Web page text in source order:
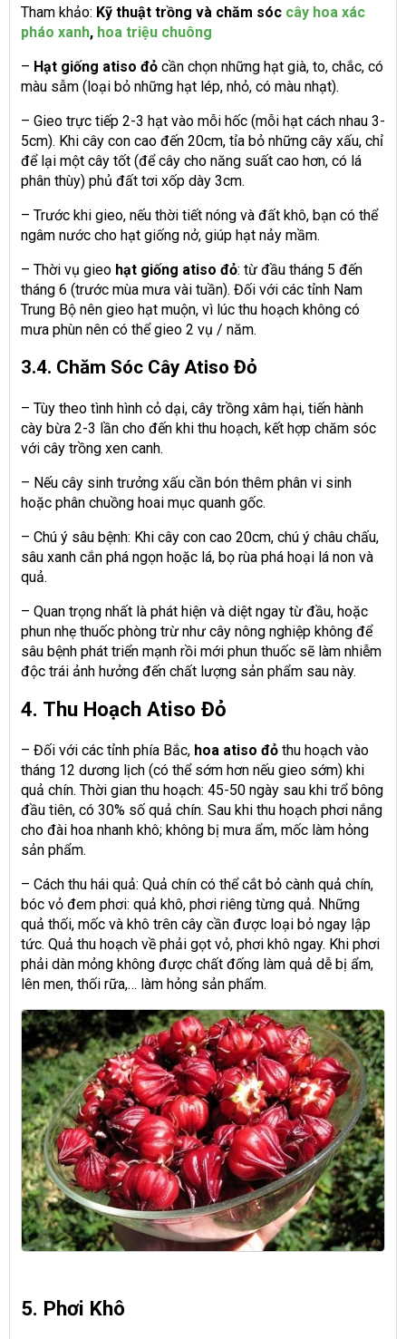
Tham khảo: Kỹ thuật trồng và chăm sóc cây hoa xác
pháo xanh, hoa triệu chuông
– Hạt giống atiso đỏ cần chọn những hạt già, to, chắc, có
màu sẫm (loại bỏ những hạt lép, nhỏ, có màu nhạt).
– Gieo trực tiếp 2-3 hạt vào mỗi hốc (mỗi hạt cách nhau 3-
5cm). Khi cây con cao đến 20cm, tỉa bỏ những cây xấu, chỉ
để lại một cây tốt (để cây cho năng suất cao hơn, có lá
phân thùy) phủ đất tơi xốp dày 3cm.
– Trước khi gieo, nếu thời tiết nóng và đất khô, bạn có thể
ngâm nước cho hạt giống nở, giúp hạt nảy mầm.
– Thời vụ gieo hạt giống atiso đỏ: từ đầu tháng 5 đến
tháng 6 (trước mùa mưa vài tuần). Đối với các tỉnh Nam
Trung Bộ nên gieo hạt muộn, vì lúc thu hoạch không có
mưa phùn nên có thể gieo 2 vụ / năm.
3.4. Chăm Sóc Cây Atiso Đỏ
– Tùy theo tình hình cỏ dại, cây trồng xâm hại, tiến hành
cày bừa 2-3 lần cho đến khi thu hoạch, kết hợp chăm sóc
với cây trồng xen canh.
– Nếu cây sinh trưởng xấu cần bón thêm phân vi sinh
hoặc phân chuồng hoai mục quanh gốc.
– Chú ý sâu bệnh: Khi cây con cao 20cm, chú ý châu chấu,
sâu xanh cắn phá ngọn hoặc lá, bọ rùa phá hoại lá non và
quả.
– Quan trọng nhất là phát hiện và diệt ngay từ đầu, hoặc
phun nhẹ thuốc phòng trừ như cây nông nghiệp không để
sâu bệnh phát triển mạnh rồi mới phun thuốc sẽ làm nhiễm
độc trái ảnh hưởng đến chất lượng sản phẩm sau này.
4. Thu Hoạch Atiso Đỏ
– Đối với các tỉnh phía Bắc, hoa atiso đỏ thu hoạch vào
tháng 12 dương lịch (có thể sớm hơn nếu gieo sớm) khi
quả chín. Thời gian thu hoạch: 45-50 ngày sau khi trổ bông
đầu tiên, có 30% số quả chín. Sau khi thu hoạch phơi nắng
cho đài hoa nhanh khô; không bị mưa ẩm, mốc làm hỏng
sản phẩm.
– Cách thu hái quả: Quả chín có thể cắt bỏ cành quả chín,
bóc vỏ đem phơi: quả khô, phơi riêng từng quả. Những
quả thối, mốc và khô trên cây cần được loại bỏ ngay lập
tức. Quả thu hoạch về phải gọt vỏ, phơi khô ngay. Khi phơi
phải dàn mỏng không được chất đống làm quả dễ bị ẩm,
lên men, thối rữa,… làm hỏng sản phẩm.
5. Phơi Khô